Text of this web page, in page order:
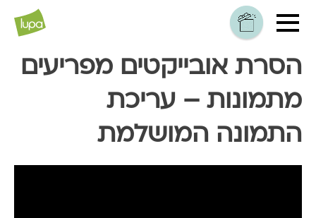
הסרת אובייקטים מפריעים
מתמונות – עריכת
התמונה המושלמת